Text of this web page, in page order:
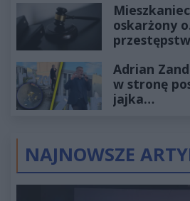
oskarżony
złotych
Adrian
w stronę
jajka…
NAJNOWSZE